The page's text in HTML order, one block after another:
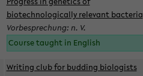
biotechnologically relevant bacteria
Vorbesprechung: n. V.
Course taught in English
Writing club for budding biologists